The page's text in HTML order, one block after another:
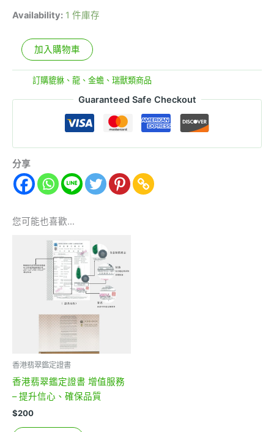
Availability: 1 件庫存
加入購物車
訂購貔貅、龍、金蟾、瑞獸類商品
Guaranteed Safe Checkout
分享
您可能也喜歡…
香港翡翠鑑定證書
香港翡翠鑑定證書 增值服務
– 提升信心、確保品質
$200